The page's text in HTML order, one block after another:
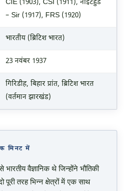
CIE (1903), CSI (1911), नाइटहुड
– Sir (1917), FRS (1920)
भारतीय (ब्रिटिश भारत)
23 नवंबर 1937
गिरिडीह, बिहार प्रांत, ब्रिटिश भारत
(वर्तमान झारखंड)
मिनट में
वैज्ञानिक थे जिन्होंने भौतिकी
पूरी तरह भिन्न क्षेत्रों में एक साथ